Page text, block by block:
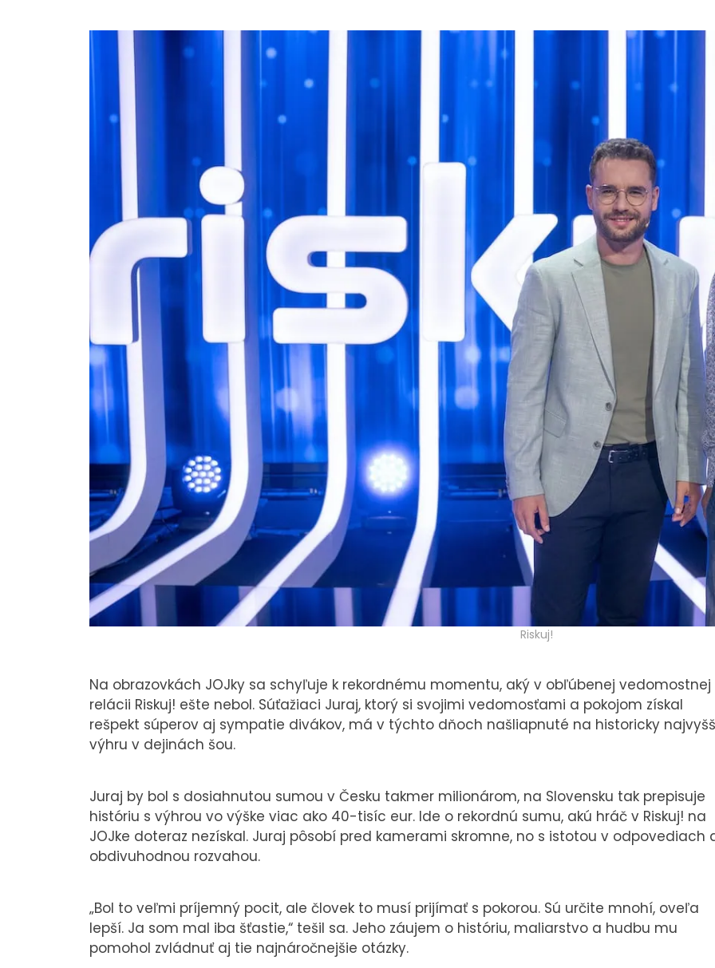
Tím
Kariéra
Tlačové správy
MS 2026
Riskuj!
Na obrazovkách JOJky sa schyľuje k rekordnému momentu, aký v obľúbenej vedomostnej
relácii Riskuj! ešte nebol. Súťažiaci Juraj, ktorý si svojimi vedomosťami a pokojom získal
rešpekt súperov aj sympatie divákov, má v týchto dňoch našliapnuté na historicky
výhru v dejinách šou.
Juraj by bol s dosiahnutou sumou v Česku takmer milionárom, na Slovensku tak prepisuje
históriu s výhrou vo výške viac ako 40-tisíc eur. Ide o rekordnú sumu, akú hráč v Riskuj! na
JOJke doteraz nezískal. Juraj pôsobí pred kamerami skromne, no s istotou v odpovediach
obdivuhodnou rozvahou.
„Bol to veľmi príjemný pocit, ale človek to musí prijímať s pokorou. Sú určite mnohí, oveľa
lepší. Ja som mal iba šťastie,“ tešil sa. Jeho záujem o históriu, maliarstvo a hudbu mu
pomohol zvládnuť aj tie najnáročnejšie otázky.